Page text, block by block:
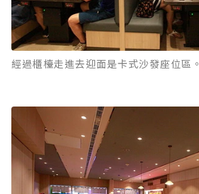
經過櫃檯走進去迎面是卡式沙發座位區。